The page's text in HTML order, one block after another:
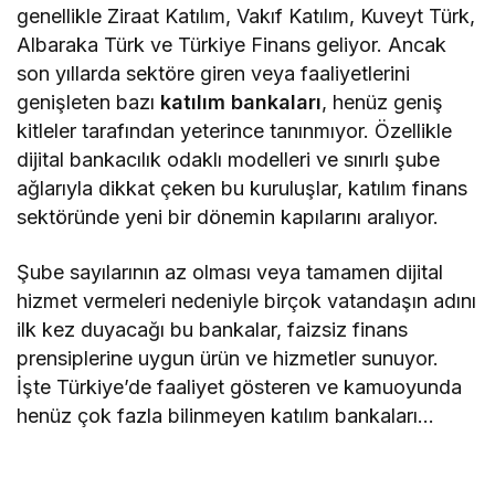
genellikle Ziraat Katılım, Vakıf Katılım, Kuveyt Türk,
Albaraka Türk ve Türkiye Finans geliyor. Ancak
son yıllarda sektöre giren veya faaliyetlerini
genişleten bazı katılım bankaları, henüz geniş
kitleler tarafından yeterince tanınmıyor. Özellikle
dijital bankacılık odaklı modelleri ve sınırlı şube
ağlarıyla dikkat çeken bu kuruluşlar, katılım finans
sektöründe yeni bir dönemin kapılarını aralıyor.
Şube sayılarının az olması veya tamamen dijital
hizmet vermeleri nedeniyle birçok vatandaşın adını
ilk kez duyacağı bu bankalar, faizsiz finans
prensiplerine uygun ürün ve hizmetler sunuyor.
İşte Türkiye’de faaliyet gösteren ve kamuoyunda
henüz çok fazla bilinmeyen katılım bankaları…